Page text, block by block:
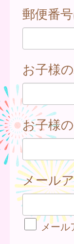
郵便番
お子様
お子様
メール
メール